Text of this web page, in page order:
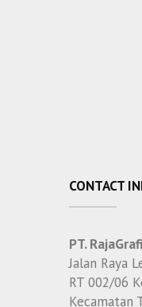
CONTACT
PT.
Jalan Raya
RT 002/06
Kecamatan